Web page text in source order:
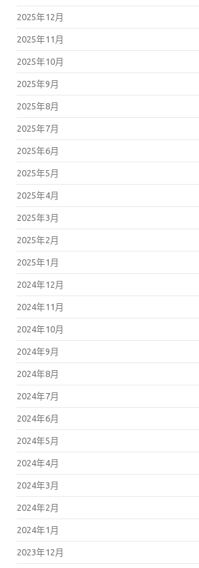
2025年12月
2025年11月
2025年10月
2025年9月
2025年8月
2025年7月
2025年6月
2025年5月
2025年4月
2025年3月
2025年2月
2025年1月
2024年12月
2024年11月
2024年10月
2024年9月
2024年8月
2024年7月
2024年6月
2024年5月
2024年4月
2024年3月
2024年2月
2024年1月
2023年12月